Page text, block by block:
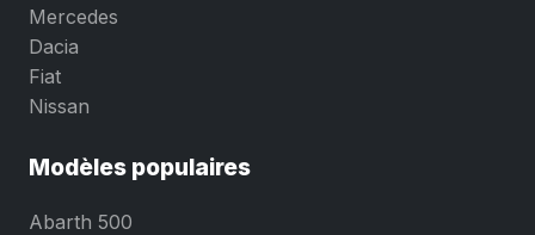
Mercedes
Dacia
Fiat
Nissan
Modèles populaires
Abarth 500